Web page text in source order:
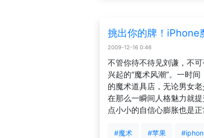
挑出你的牌！iPhone
2009-12-16 0:46
不管你待不待见刘谦，不
兴起的“魔术风潮”。一时
的魔术道具店，无论男女
在那么一瞬间人格魅力就
点小小的自信心膨胀也是
#魔术 #苹果